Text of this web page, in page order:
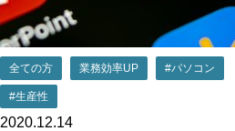
全ての方 業務効率UP #パソコン
#生産性
2020.12.14